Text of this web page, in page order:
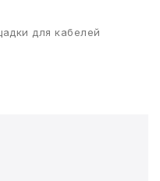
для кабелей